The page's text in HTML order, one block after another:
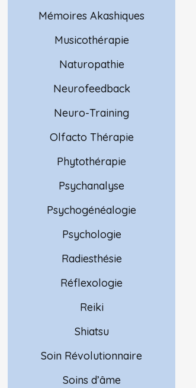
Mémoires Akashiques
Musicothérapie
Naturopathie
Neurofeedback
Neuro-Training
Olfacto Thérapie
Phytothérapie
Psychanalyse
Psychogénéalogie
Psychologie
Radiesthésie
Réflexologie
Reiki
Shiatsu
Soin Révolutionnaire
Soins d’âme